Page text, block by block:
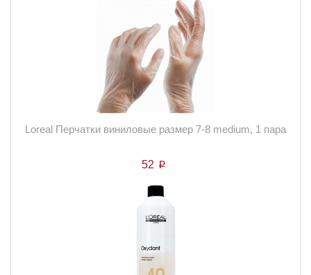
Loreal Перчатки виниловые размер 7-8 medium, 1 пара
52 p